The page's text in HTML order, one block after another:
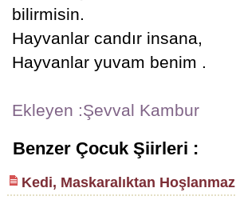
bilirmisin.
Hayvanlar candır insana,
Hayvanlar yuvam benim .
Ekleyen :Şevval Kambur
Benzer Çocuk Şiirleri :
Kedi, Maskaralıktan Hoşlanmaz